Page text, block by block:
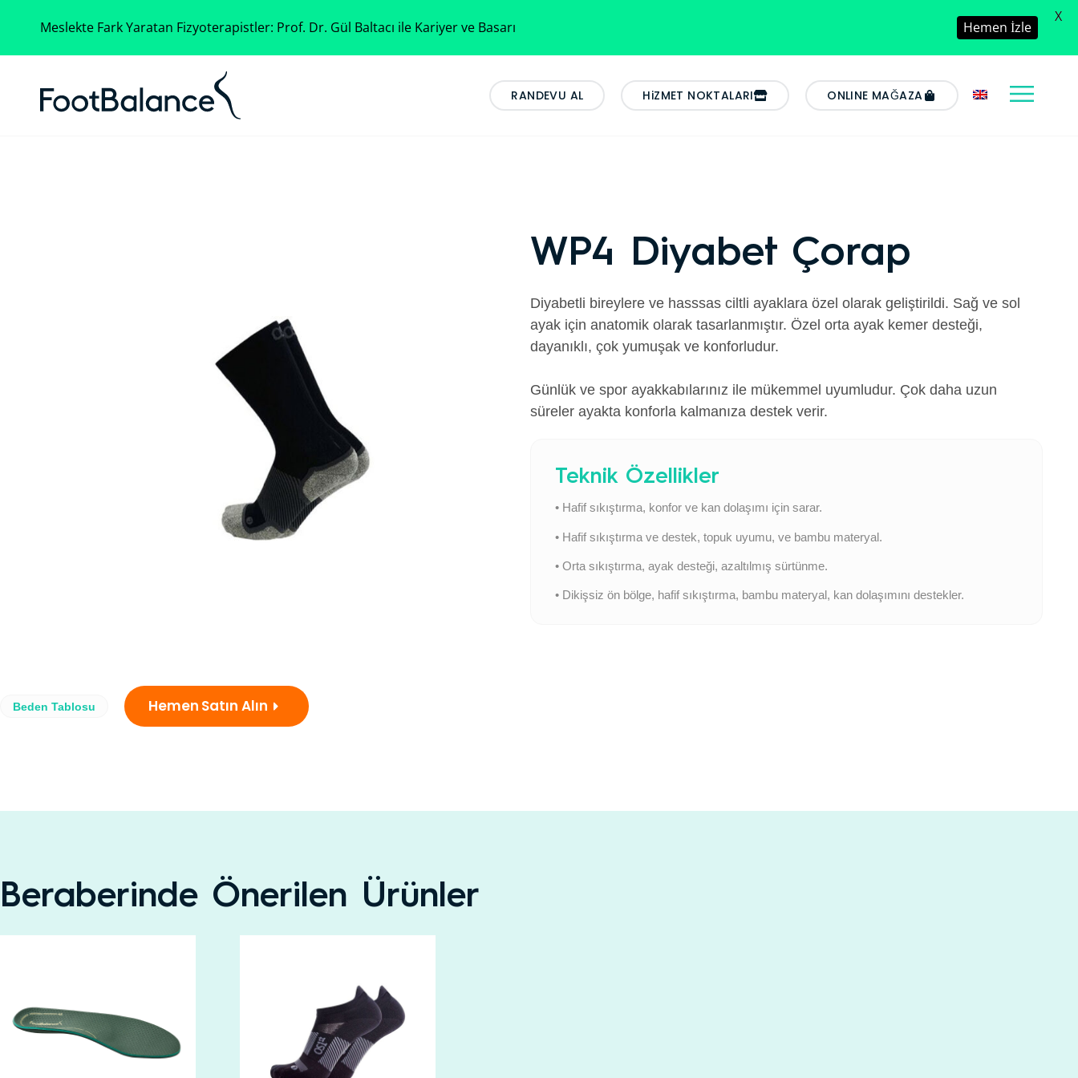
RANDEVU AL HiZMET NOKTALARI ONLINE MAĞAZA
Beden Tablosu Hemen Satın Alın
WP4 Diyabet Çorap
Diyabetli bireylere ve hasssas ciltli ayaklara özel olarak geliştirildi. Sağ ve sol
ayak için anatomik olarak tasarlanmıştır. Özel orta ayak kemer desteği,
dayanıklı, çok yumuşak ve konforludur.
Günlük ve spor ayakkabılarınız ile mükemmel uyumludur. Çok daha uzun
süreler ayakta konforla kalmanıza destek verir.
Teknik Özellikler
• Hafif sıkıştırma, konfor ve kan dolaşımı için sarar.
• Hafif sıkıştırma ve destek, topuk uyumu, ve bambu materyal.
• Orta sıkıştırma, ayak desteği, azaltılmış sürtünme.
• Dikişsiz ön bölge, hafif sıkıştırma, bambu materyal, kan dolaşımını destekler.
Beraberinde Önerilen Ürünler
Meslekte Fark Yaratan Fizyoterapistler: Prof. Dr. Gül Baltacı ile Kariyer ve Basarı Hemen İzle
X